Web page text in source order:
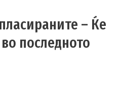
– Ќе
последното